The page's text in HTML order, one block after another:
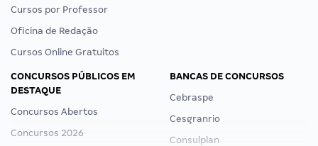
Cursos por Professor
Oficina de Redação
Cursos Online Gratuitos
CONCURSOS PÚBLICOS EM
DESTAQUE
Concursos Abertos
Concursos 2026
BANCAS DE CONCURSOS
Cebraspe
Cesgranrio
Consulplan